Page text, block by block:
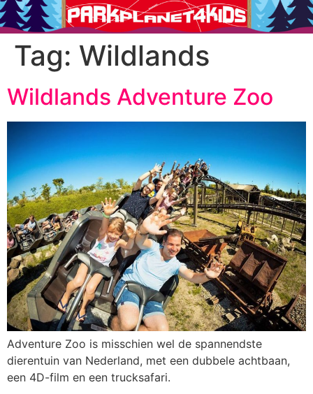
Tag: Wildlands
Wildlands Adventure Zoo
Adventure Zoo is misschien wel de spannendste
dierentuin van Nederland, met een dubbele achtbaan,
een 4D-film en een trucksafari.